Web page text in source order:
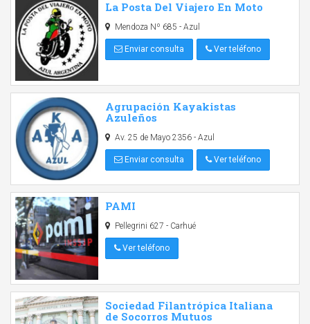
La Posta Del Viajero En Moto
Mendoza Nº 685 - Azul
Enviar consulta Ver teléfono
Agrupación Kayakistas
Azuleños
Av. 25 de Mayo 2356 - Azul
Enviar consulta Ver teléfono
PAMI
Pellegrini 627 - Carhué
Ver teléfono
Sociedad Filantrópica Italiana
de Socorros Mutuos